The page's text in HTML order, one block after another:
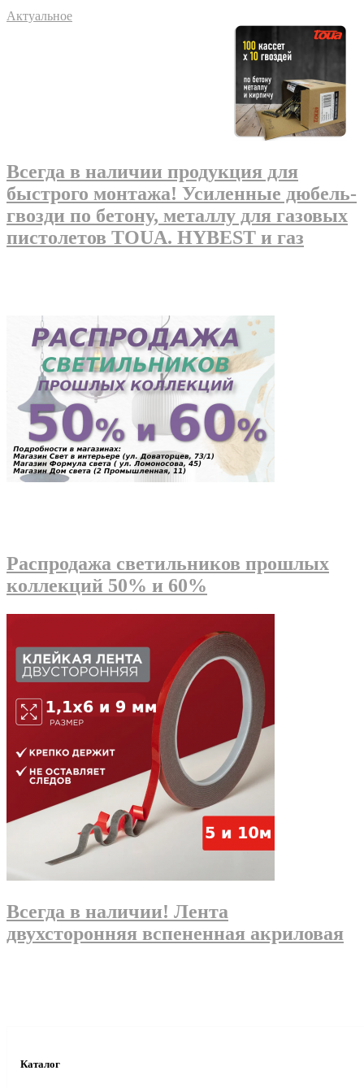
Актуальное
Всегда в наличии продукция для
быстрого монтажа! Усиленные дюбель-
гвозди по бетону, металлу для газовых
пистолетов TOUA. HYBEST и газ
Распродажа светильников прошлых
коллекций 50% и 60%
Всегда в наличии! Лента
двухсторонняя вспененная акриловая
Каталог